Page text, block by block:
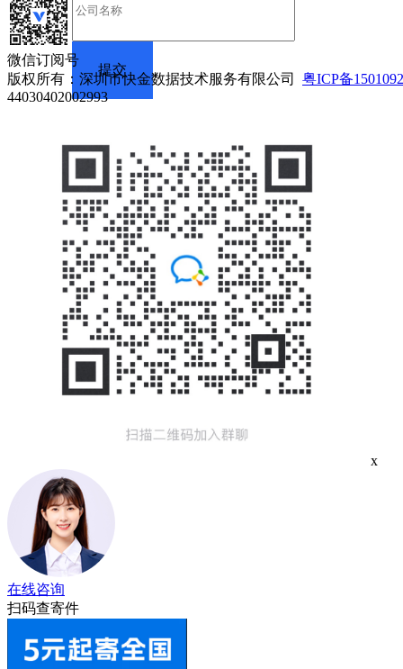
微信订阅号
版权所有：深圳市快金数据技术服务有限公司 粤ICP备
44030402002993
x
在线咨询
扫码查寄件